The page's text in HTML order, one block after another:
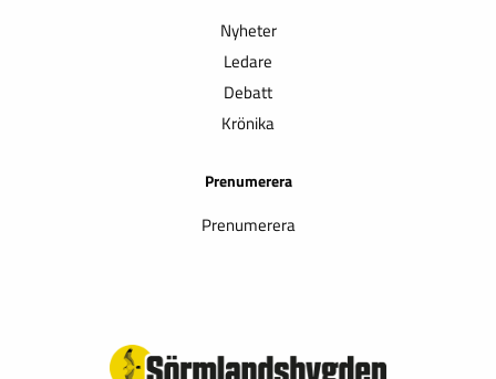
Nyheter
Ledare
Debatt
Krönika
Prenumerera
Prenumerera